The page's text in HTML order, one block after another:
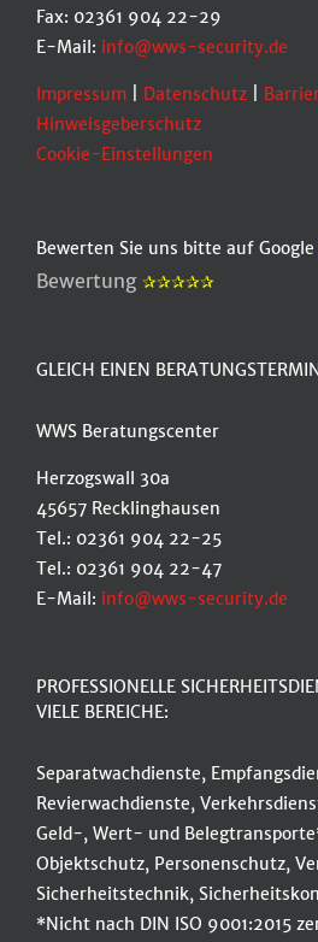
Fax: 02361 904 22-29
E-Mail: info@wws-security.de
Impressum Datenschutz
Hinweisgeberschutz
Cookie-Einstellungen
Bewerten Sie uns bitte auf Google
Bewertung ✰✰✰✰✰
GLEICH EINEN
WWS Beratungscenter
Herzogswall 30a
45657 Recklinghausen
Tel.: 02361 904 22-25
Tel.: 02361 904 22-47
E-Mail: info@wws-security.de
PROFESSIONELLE
VIELE BEREICHE:
Separatwachdienste,
Revierwachdienste,
Geld-, Wert- und
Objektschutz, Personenschutz,
Sicherheitstechnik,
*Nicht nach DIN ISO 9001:2015